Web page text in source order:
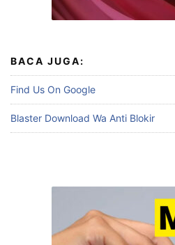
BACA JUGA:
Find Us On Google
Blaster Download Wa Anti Blokir